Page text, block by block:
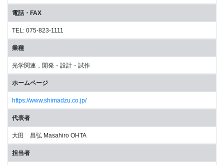
電話・FAX
TEL: 075-823-1111
業種
光学関連，開発・設計・試作
ホームページ
https://www.shimadzu.co.jp/
代表者
大田 昌弘 Masahiro OHTA
担当者